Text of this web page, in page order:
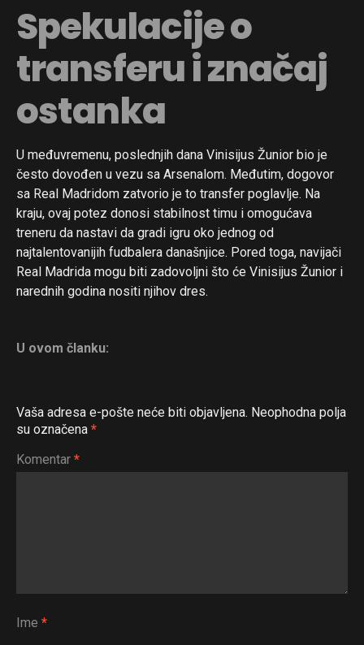
Spekulacije o
transferu i značaj
ostanka
U međuvremenu, poslednjih dana Vinisijus Žunior bio je
često dovođen u vezu sa Arsenalom. Međutim, dogovor
sa Real Madridom zatvorio je to transfer poglavlje. Na
kraju, ovaj potez donosi stabilnost timu i omogućava
treneru da nastavi da gradi igru oko jednog od
najtalentovanijih fudbalera današnjice. Pored toga, navijači
Real Madrida mogu biti zadovoljni što će Vinisijus Žunior i
narednih godina nositi njihov dres.
U ovom članku:
Vaša adresa e-pošte neće biti objavljena. Neophodna polja
su označena *
Komentar *
Ime *